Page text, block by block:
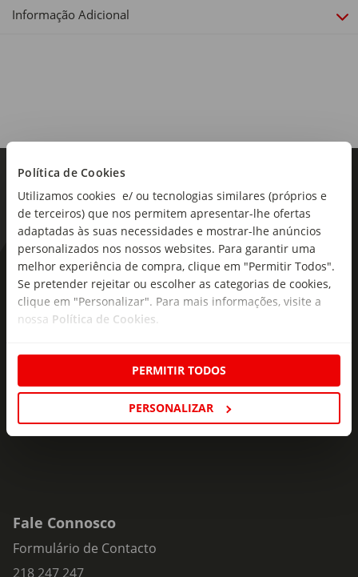
Política de Cookies
Utilizamos cookies e/ ou tecnologias similares (próprios e
de terceiros) que nos permitem apresentar-lhe ofertas
adaptadas às suas necessidades e mostrar-lhe anúncios
personalizados nos nossos websites. Para garantir uma
melhor experiência de compra, clique em "Permitir Todos".
Se pretender rejeitar ou escolher as categorias de cookies,
clique em "Personalizar". Para mais informações, visite a
nossa Política de Cookies
PERMITIR TODOS
PERSONALIZAR
Informação Adicional
As novidades mais frescas no
seu e-mail!
ofertas e novidades para si.
mail
Subscrever
Fale Connosco
Formulário de Contacto
218 247 247